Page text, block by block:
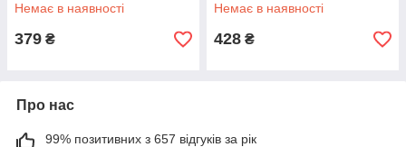
Немає в наявності
379 ₴
Немає в наявності
428 ₴
Про нас
99% позитивних з 657 відгуків за рік